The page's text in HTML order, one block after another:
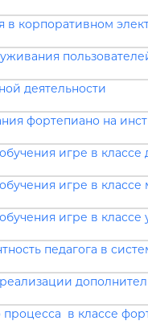
в корпоративном
деятельности
фортепиано на
игре в
игре в
игре в
педагога в
процесса в классе